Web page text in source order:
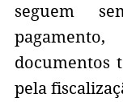
seguem
documentos
pela